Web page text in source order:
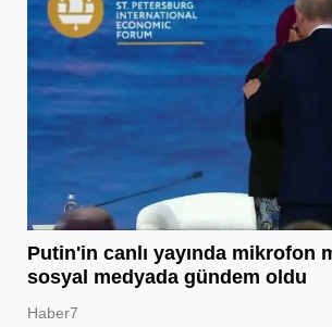
Putin'in canlı yayında mikrofon
sosyal medyada gündem oldu
Haber7